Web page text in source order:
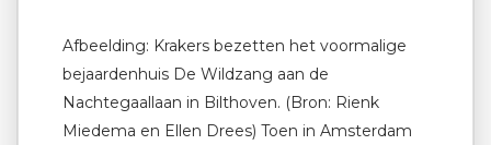
Afbeelding: Krakers bezetten het voormalige
bejaardenhuis De Wildzang aan de
Nachtegaallaan in Bilthoven. (Bron: Rienk
Miedema en Ellen Drees) Toen in Amsterdam